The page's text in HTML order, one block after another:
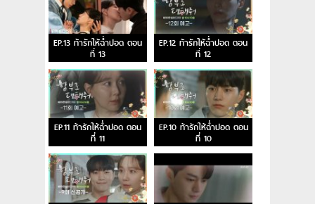
EP.13 ท้ารักให้ฉ่ำปอด ตอน
ที่ 13
EP.12 ท้ารักให้ฉ่ำปอด ตอน
ที่ 12
EP.11 ท้ารักให้ฉ่ำปอด ตอน
ที่ 11
EP.10 ท้ารักให้ฉ่ำปอด ตอน
ที่ 10